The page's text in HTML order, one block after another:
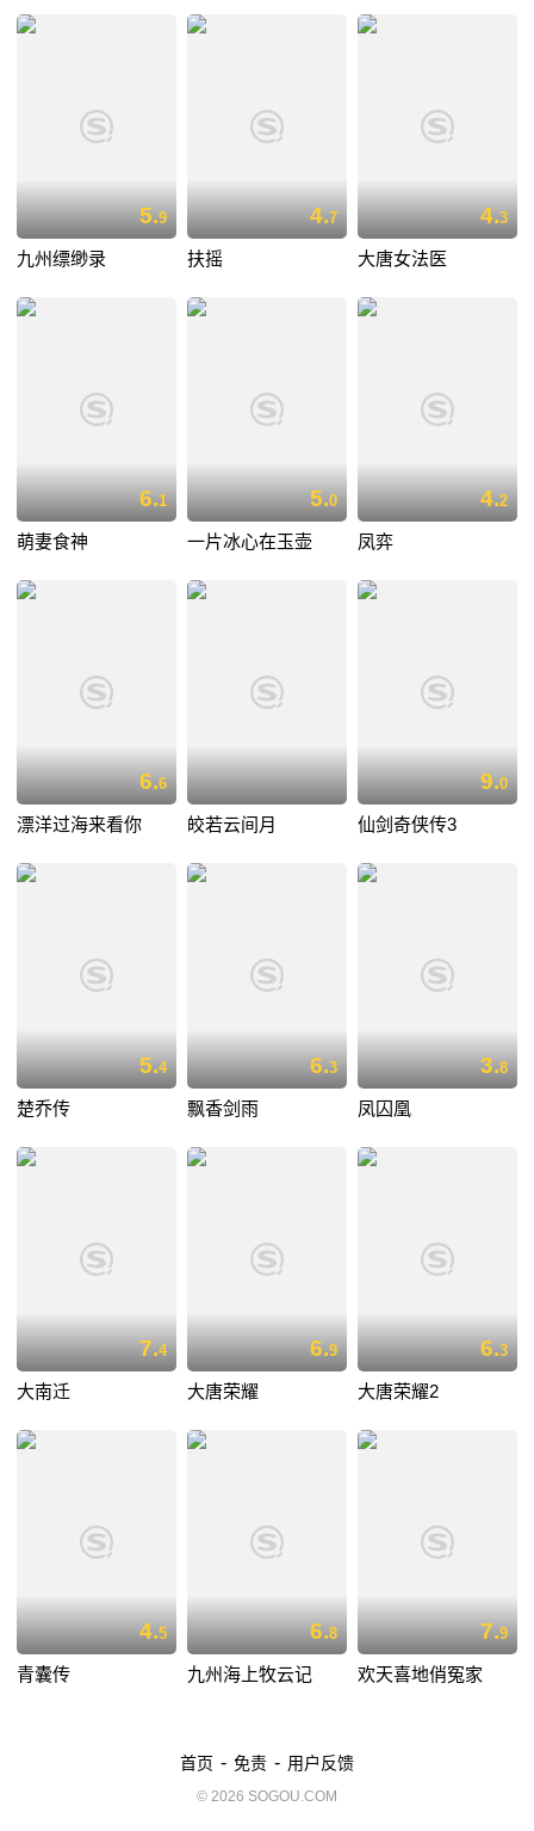
5.9
九州缥缈录
4.7
扶摇
4.3
大唐女法医
6.1
萌妻食神
5.0
一片冰心在玉壶
4.2
凤弈
6.6
漂洋过海来看你 皎若云间月
9.0
仙剑奇侠传3
5.4
楚乔传
6.3
飘香剑雨
3.8
凤囚凰
7.4
大南迁
6.9
大唐荣耀
6.3
大唐荣耀2
4.5
青囊传
6.8
九州海上牧云记
7.9
欢天喜地俏冤家
首页 - 免责 - 用户反馈
© 2026 SOGOU.COM